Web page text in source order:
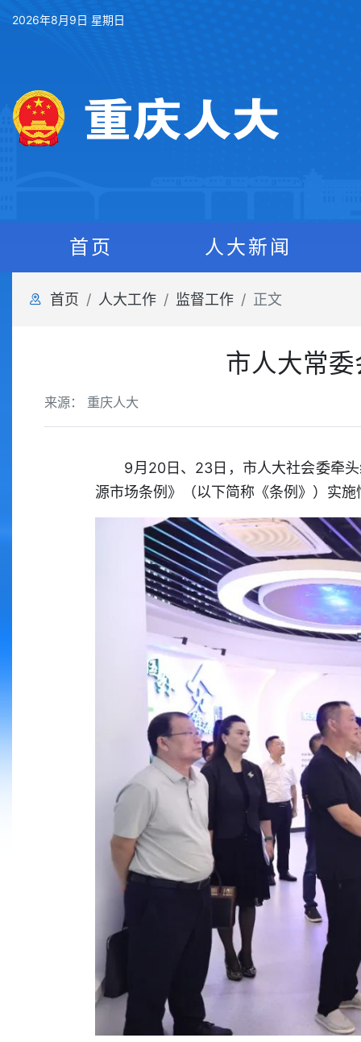
2026年8月9日 星期日
首页 人大新闻
首页 人大工作 监督工作 正文
市人大常
来源： 重庆人大
9月20日、23日，市人大社会委牵头
源市场条例》（以下简称《条例》）实